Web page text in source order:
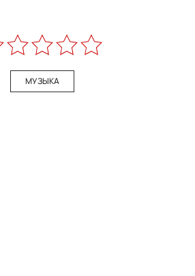
МУЗЫКА